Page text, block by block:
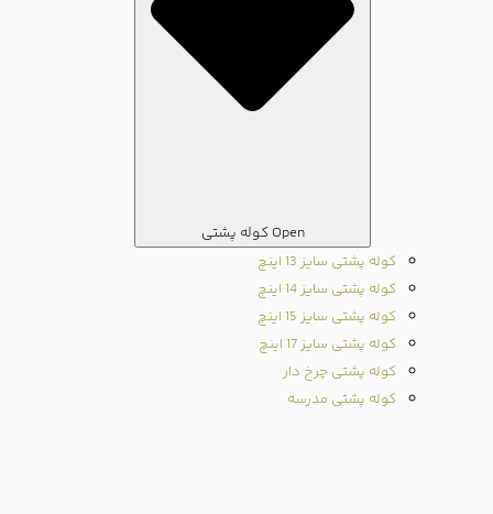
Open کوله پشتی
کوله پشتی سایز 13 اینچ
کوله پشتی سایز 14 اینچ
کوله پشتی سایز 15 اینچ
کوله پشتی سایز 17 اینچ
کوله پشتی چرخ دار
کوله پشتی مدرسه